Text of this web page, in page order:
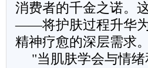
消费者的千金之诺。
——将护肤过程升华
精神疗愈的深层需求。
"当肌肤学会与情